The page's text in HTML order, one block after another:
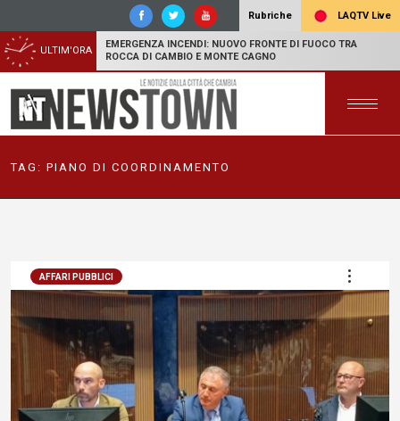
Rubriche LAQTV Live
ULTIM'ORA
EMERGENZA INCENDI: NUOVO FRONTE DI FUOCO TRA
ROCCA DI CAMBIO E MONTE CAGNO
TAG: PIANO DI COORDINAMENTO
AFFARI PUBBLICI